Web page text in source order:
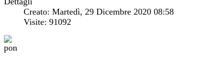
Creato: Martedì, 29 Dicembre 2020 08:58
Visite: 91092